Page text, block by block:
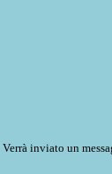
Verrà inviato un